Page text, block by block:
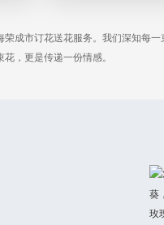
成市订花送花服务。我们深知每
，更是传递一份情感。